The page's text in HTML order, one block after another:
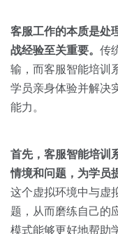
销售人员
销售管理
交易跟进
培训辅导
销售会话智
客服工作的本质是处
战经验至关重要。 传
输，而客服智能培训
学员亲身体验并解决
能力。
首先，客服智能培训
情境和问题，为学员
这个虚拟环境中与虚
题，从而磨练自己的
模式能够更好地帮助